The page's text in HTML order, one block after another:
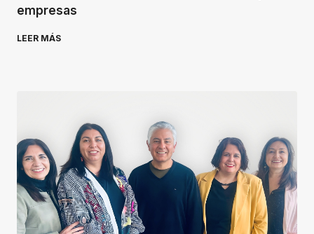
empresas
LEER MÁS